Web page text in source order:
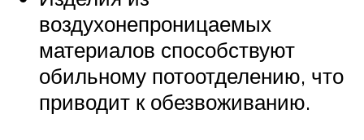
воздухонепроницаемых
материалов способствуют
обильному потоотделению, что
приводит к обезвоживанию.